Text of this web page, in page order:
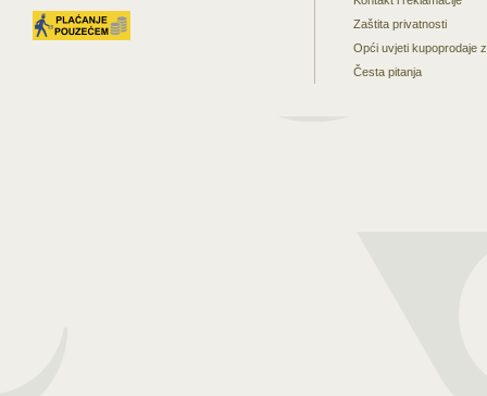
Zaštita privatnosti
Opći uvjeti kupoprodaje
Česta pitanja